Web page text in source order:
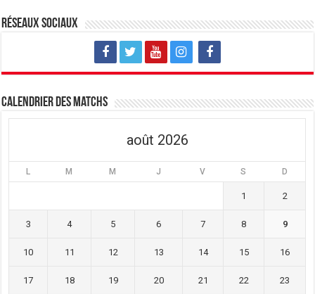
Réseaux sociaux
Calendrier des matchs
août 2026
L M M J V S D
1 2
3 4 5 6 7 8 9
10 11 12 13 14 15 16
17 18 19 20 21 22 23